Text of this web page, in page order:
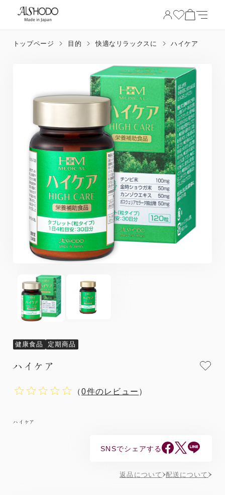
トップページ 目的 快適なリラックスに ハイケア
健康食品 定期商品
ハイケア
（0件のレビュー ）
ハイケア
SNSでシェアする
返品について 配送について